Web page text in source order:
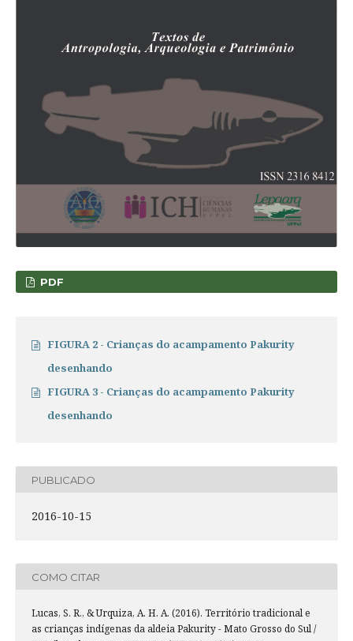
PDF
FIGURA 2 - Crianças do acampamento Pakurity
desenhando
FIGURA 3 - Crianças do acampamento Pakurity
desenhando
PUBLICADO
2016-10-15
COMO CITAR
Lucas, S. R., & Urquiza, A. H. A. (2016). Território tradicional e
as crianças indígenas da aldeia Pakurity - Mato Grosso do Sul /